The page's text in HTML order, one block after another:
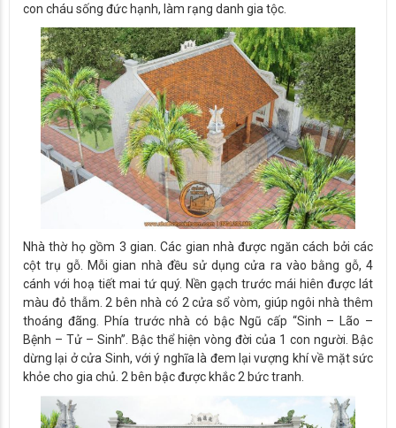
con cháu sống đức hạnh, làm rạng danh gia tộc.
Nhà thờ họ gồm 3 gian. Các gian nhà được ngăn cách bởi các
cột trụ gỗ. Mỗi gian nhà đều sử dụng cửa ra vào bằng gỗ, 4
cánh với hoạ tiết mai tứ quý. Nền gạch trước mái hiên được lát
màu đỏ thẫm. 2 bên nhà có 2 cửa sổ vòm, giúp ngôi nhà thêm
thoáng đãng. Phía trước nhà có bậc Ngũ cấp “Sinh – Lão –
Bệnh – Tử – Sinh”. Bậc thể hiện vòng đời của 1 con người. Bậc
dừng lại ở cửa Sinh, với ý nghĩa là đem lại vượng khí về mặt sức
khỏe cho gia chủ. 2 bên bậc được khắc 2 bức tranh.